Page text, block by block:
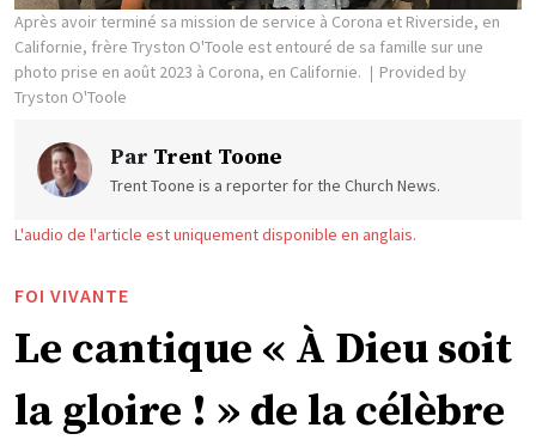
Après avoir terminé sa mission de service à Corona et Riverside, en
Californie, frère Tryston O'Toole est entouré de sa famille sur une
photo prise en août 2023 à Corona, en Californie.
Provided by
Tryston O'Toole
Par Trent Toone
Trent Toone is a reporter for the Church News.
L'audio de l'article est uniquement disponible en anglais.
FOI VIVANTE
Le cantique « À Dieu soit
la gloire ! » de la célèbre